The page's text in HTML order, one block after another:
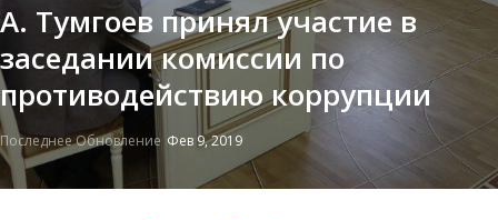
А. Тумгоев принял участие в
заседании комиссии по
противодействию коррупции
Последнее Обновление Фев 9, 2019